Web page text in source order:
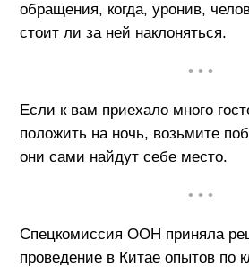
обращения, когда, уронив,
стоит ли за ней наклоняться.
• • •
Если к вам приехало много
положить на ночь, возьмите
они сами найдут себе место.
• • •
Спецкомиссия ООН приняла
проведение в Китае опытов по